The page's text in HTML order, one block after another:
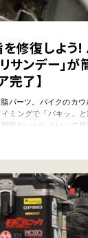
修復しよう!
サンデー」
完了】
パーツ。バイクのカ
ミングで「バキッ」
題ないからといって
ともある。なるべく早
ったという「安く簡単